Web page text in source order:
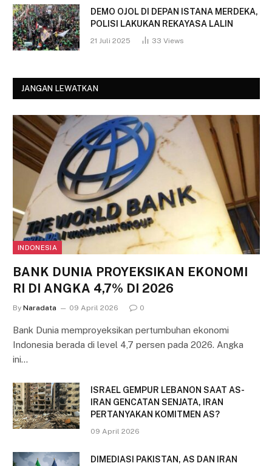
DEMO OJOL DI DEPAN ISTANA MERDEKA,
POLISI LAKUKAN REKAYASA LALIN
21 Juli 2025 33 Views
JANGAN LEWATKAN
INDONESIA
BANK DUNIA PROYEKSIKAN EKONOMI
RI DI ANGKA 4,7% DI 2026
By Naradata 09 April 2026 0
Bank Dunia memproyeksikan pertumbuhan ekonomi
Indonesia berada di level 4,7 persen pada 2026. Angka
ini…
ISRAEL GEMPUR LEBANON SAAT AS-
IRAN GENCATAN SENJATA, IRAN
PERTANYAKAN KOMITMEN AS?
09 April 2026
DIMEDIASI PAKISTAN, AS DAN IRAN